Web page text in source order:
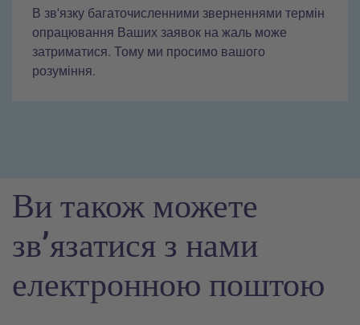
В зв'язку багаточисленними зверненнями термін
опрацювання Ваших заявок на жаль може
затриматися. Тому ми просимо вашого
розуміння.
Ви також можете
зв’язатися з нами
електронною поштою